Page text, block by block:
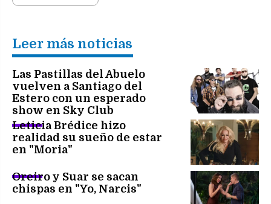
Leer más noticias
Las Pastillas del Abuelo
vuelven a Santiago del
Estero con un esperado
show en Sky Club
Leticia Brédice hizo
realidad su sueño de estar
en "Moria"
Oreiro y Suar se sacan
chispas en "Yo, Narcis"